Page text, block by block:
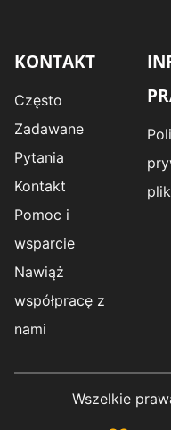
KONTAKT
Często
Zadawane
Pytania
Kontakt
Pomoc i
wsparcie
Nawiąż
współpracę z
nami
Wszelkie